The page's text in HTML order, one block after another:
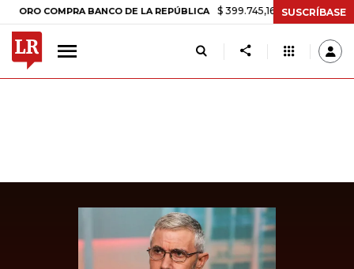
COMPRA BANCO DE LA REPÚBLICA $ 399.745,16 +$ 2.295,71 +0,58%
SUSCRÍBASE